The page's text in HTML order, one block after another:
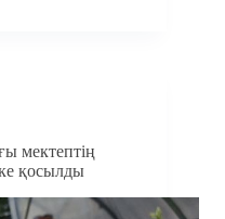
мектептің
қосылды